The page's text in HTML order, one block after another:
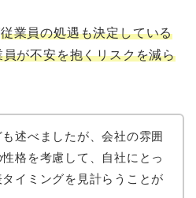
従業員の処遇も決定している
が不安を抱くリスクを減ら
述べましたが、会社の雰囲
格を考慮して、自社にとっ
イミングを見計らうことが